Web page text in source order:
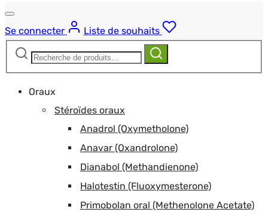
Se connecter
Liste de souhaits
Recherche
Recherche
Oraux
Stéroïdes oraux
Anadrol (Oxymetholone)
Anavar (Oxandrolone)
Dianabol (Methandienone)
Halotestin (Fluoxymesterone)
Primobolan oral (Methenolone Acetate)